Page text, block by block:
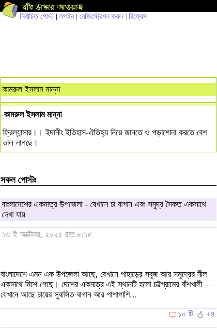
নির্বাচিত পোস্ট| লগইন | রেজিস্ট্রেশন করুন | রিফ্রেস
কামরুল ইসলাম মান্না
কামরুল ইসলাম মান্না
ফ্রিল্যান্সার।। ইদানীং ইতিহাস-ঐতিহ্য নিয়ে জানতে ও পড়াশোনা করতে বেশ
ভাল লাগছে।
সকল পোস্টঃ
বাংলাদেশের একমাত্র উপজেলা - যেখানে চা বাগান এবং সমুদ্র সৈকত একসাথে
দেখা যায়
১৩ ই অক্টোবর, ২০২৫ রাত ৮:১৫
বাংলাদেশে এমন এক উপজেলা আছে, যেখানে পাহাড়ের সবুজ আর সমুদ্রের নীল
একসাথে মিশে গেছে। দেশের একমাত্র এই স্থানটি হলো চট্টগ্রামের বাঁশখালী —
যেখানে আছে চায়ের সুবাসিত বাগান আর পাশাপাশি...
১০ টি
+৪